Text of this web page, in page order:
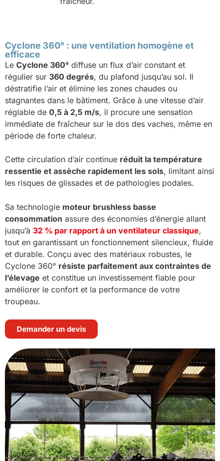
Cyclone 360° : une ventilation homogène et
efficace
Le Cyclone 360° diffuse un flux d’air constant et
régulier sur 360 degrés, du plafond jusqu’au sol. Il
déstratifie l’air et élimine les zones chaudes ou
stagnantes dans le bâtiment. Grâce à une vitesse d’air
réglable de 0,5 à 2,5 m/s, il procure une sensation
immédiate de fraîcheur sur le dos des vaches, même en
période de forte chaleur.
Cette circulation d’air continue réduit la température
ressentie et assèche rapidement les sols, limitant ainsi
les risques de glissades et de pathologies podales.
Sa technologie moteur brushless basse
consommation assure des économies d’énergie allant
jusqu’à 32 % par rapport à un ventilateur classique,
tout en garantissant un fonctionnement silencieux, fluide
et durable. Conçu avec des matériaux robustes, le
Cyclone 360° résiste parfaitement aux contraintes de
l’élevage et constitue un investissement fiable pour
améliorer le confort et la performance de votre
troupeau.
Demander un devis